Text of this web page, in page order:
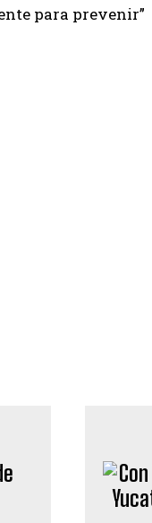
para prevenir”